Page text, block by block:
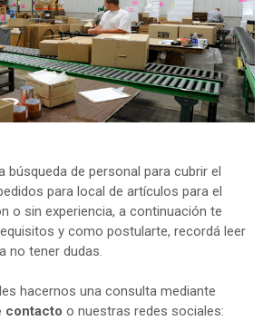
búsqueda de personal para cubrir el
para local de artículos para el
o sin experiencia, a continuación te
y como postularte, recordá leer
no tener dudas.
hacernos una consulta mediante
contacto o nuestras redes sociales: